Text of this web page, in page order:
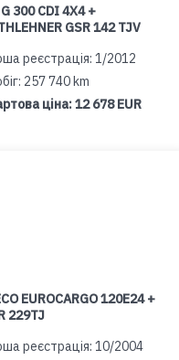
300 CDI 4X4 +
GSR 142 TJV
реєстрація: 1/2012
257 740 km
ціна:12 678 EUR
EUROCARGO 120E24 +
229TJ
реєстрація: 10/2004